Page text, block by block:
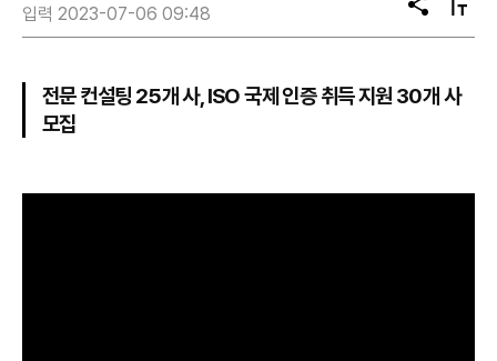
입력 2023-07-06 09:48
공
유
텍
스
기
전문 컨설팅 25개 사, ISO 국제 인증 취득 지원 30개 사
모집